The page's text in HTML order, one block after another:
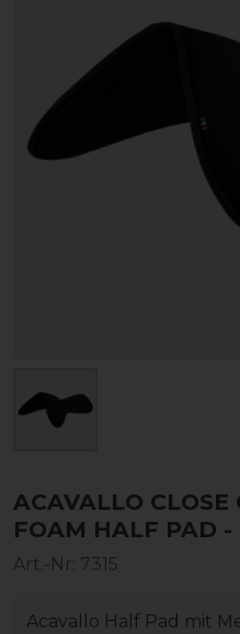
ACAVALLO CLOSE
FOAM HALF PAD -
Art.-Nr: 7315
Acavallo Half Pad mit